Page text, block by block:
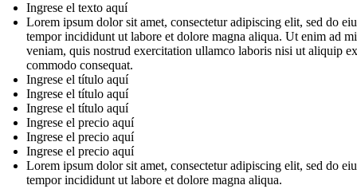
Ingrese el texto aquí
Lorem ipsum dolor sit amet, consectetur adipiscing elit, sed do
tempor incididunt ut labore et dolore magna aliqua. Ut enim ad
veniam, quis nostrud exercitation ullamco laboris nisi ut aliquip
commodo consequat.
Ingrese el título aquí
Ingrese el título aquí
Ingrese el título aquí
Ingrese el precio aquí
Ingrese el precio aquí
Ingrese el precio aquí
Lorem ipsum dolor sit amet, consectetur adipiscing elit, sed do
tempor incididunt ut labore et dolore magna aliqua.